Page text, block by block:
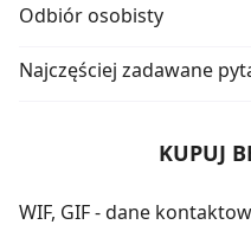
Odbiór osobisty
Najczęściej zadawane
KUPUJ
WIF, GIF - dane